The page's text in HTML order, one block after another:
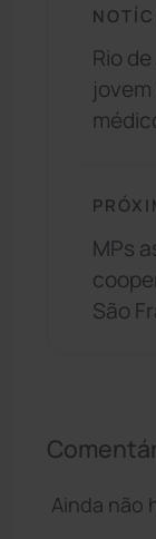
Rio
MPs
São
Ainda não